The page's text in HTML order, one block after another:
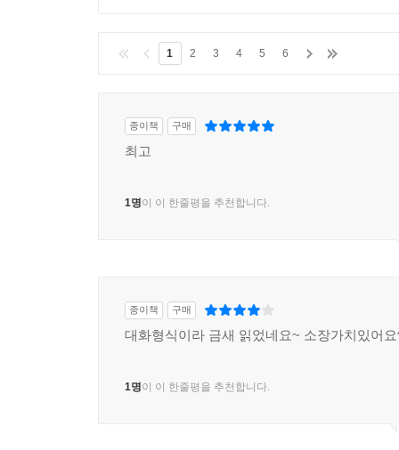
1 2 3 4 5 6
종이책 구매
최고
1명이 이 한줄평을 추천합니다.
종이책 구매
대화형식이라 금새 읽었네요~ 소장가치있어
1명이 이 한줄평을 추천합니다.